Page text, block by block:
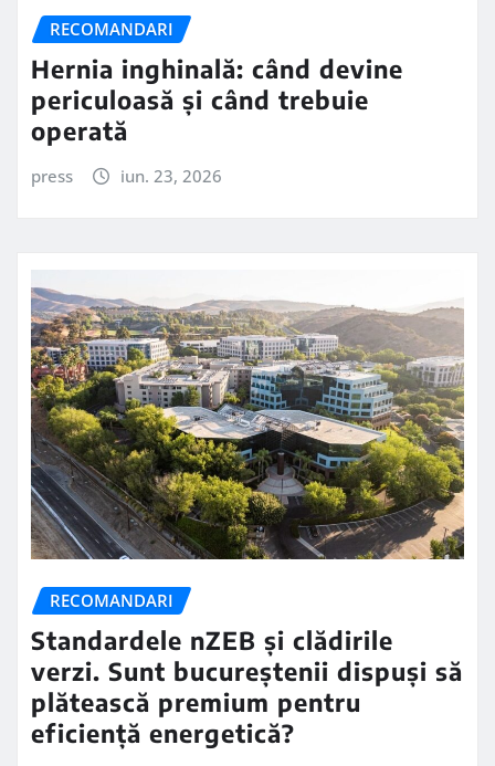
RECOMANDARI
Hernia inghinală: când devine
periculoasă și când trebuie
operată
press iun. 23, 2026
RECOMANDARI
Standardele nZEB și clădirile
verzi. Sunt bucureștenii dispuși să
plătească premium pentru
eficiență energetică?